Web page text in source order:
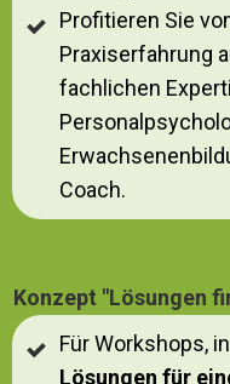
Profitieren Sie
Praxiserfahrung
fachlichen
Coach.
Konzept "Lösungen
Für Workshops,
Lösungen für